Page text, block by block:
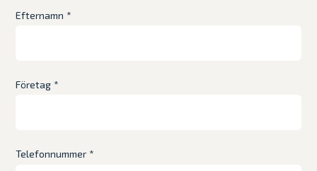
Efternamn *
Företag *
Telefonnummer *